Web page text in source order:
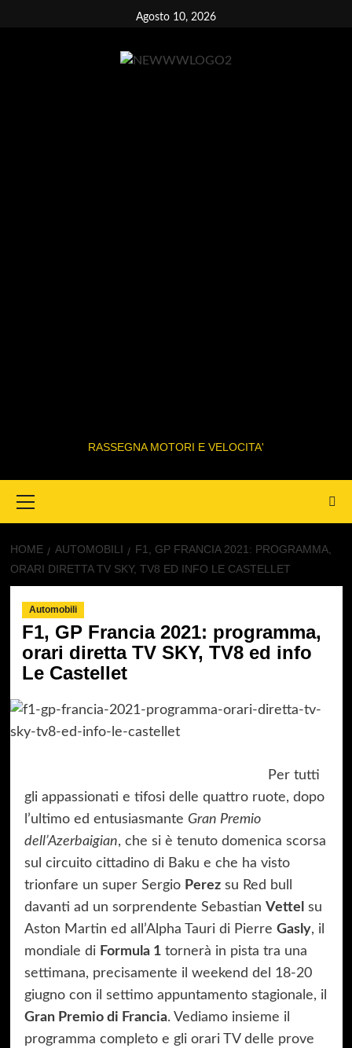
Agosto 10, 2026
RASSEGNA MOTORI E VELOCITA'
Menu
HOME AUTOMOBILI
F1, GP FRANCIA 2021: PROGRAMMA,
ORARI DIRETTA TV SKY, TV8 ED INFO LE CASTELLET
Automobili
F1, GP Francia 2021: programma,
orari diretta TV SKY, TV8 ed info
Le Castellet
Per tutti
gli appassionati e tifosi delle quattro ruote, dopo
l’ultimo ed entusiasmante Gran Premio
dell’Azerbaigian, che si è tenuto domenica scorsa
sul circuito cittadino di Baku e che ha visto
trionfare un super Sergio Perezsu Red bull
davanti ad un sorprendente Sebastian Vettel su
Aston Martin ed all’Alpha Tauri di Pierre Gasly, il
mondiale di Formula 1tornerà in pista tra una
settimana, precisamente il weekend del 18-20
giugno con il settimo appuntamento stagionale, il
Gran Premio di Francia. Vediamo insieme il
programma completo e gli orari TV delle prove